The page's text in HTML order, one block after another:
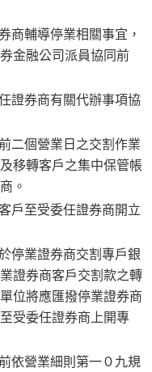
商輔導停業相關事宜，
金融公司派員協同前
證券商有關代辦事項協
二個營業日之交割作業
移轉客戶之集中保管帳
。
戶至受委任證券商開立
停業證券商交割專戶銀
證券商客戶交割款之轉
位將應匯撥停業證券商
受委任證券商上開專
依營業細則第一０九規